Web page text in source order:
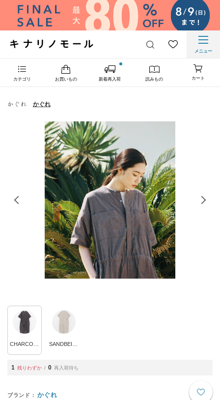
メニュー
カテゴリ お買いもの 新着再入荷 読みもの カート
かぐれ
1 残りわずか 0 再入荷待ち
かぐれ